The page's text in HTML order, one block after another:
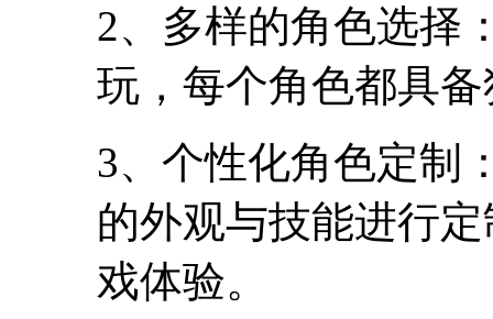
2、多样的角色选择
玩，每个角色都具
3、个性化角色定制
的外观与技能进行
戏体验。